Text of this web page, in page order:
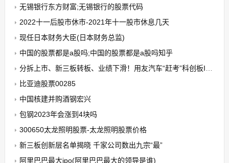
无锡银行东方财富;无锡银行的股票代码
2022十一后股市休市-2021年十一股市休息几天
现任日本财务大臣(日本财务总监)
中国的股票都是a股吗;中国的股票都是a股吗知乎
分拆上市、新三板转板、业绩下滑！用友汽车“赶考”科创板IPO颇
比亚迪股票00285
中国核建并购酒钢宏兴
包钢2023年会涨到4块吗
300650太龙照明股票-太龙照明股票价格
新三板创新层名单揭晓 千家公司数出九宗“最”
阿里巴巴最大ipo(阿里巴巴最大的领导是谁)